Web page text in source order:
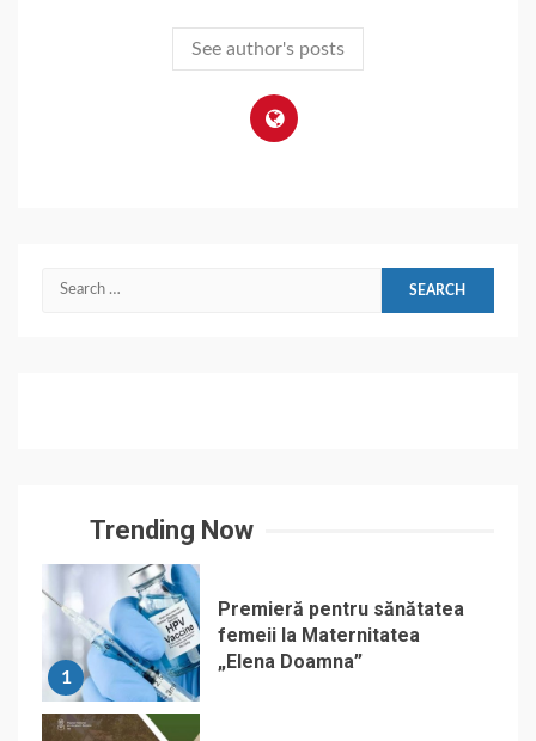
See author's posts
Search
Trending Now
1
Premieră pentru sănătatea
femeii la Maternitatea
„Elena Doamna”